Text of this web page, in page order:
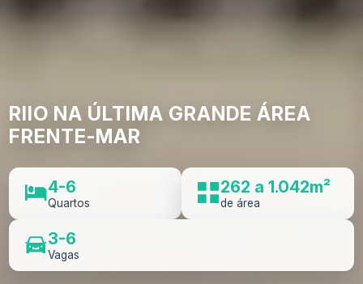
RIIO NA ÚLTIMA GRANDE ÁREA
FRENTE-MAR
4-6
Quartos
262 a 1.042m²
de área
3-6
Vagas